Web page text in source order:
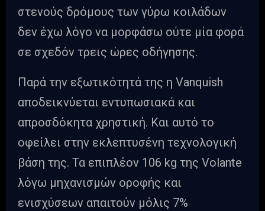
στενούς δρόμους των γύρω κοιλάδων
δεν έχω λόγο να μορφάσω ούτε μία φορά
σε σχεδόν τρεις ώρες οδήγησης.
Παρά την εξωτικότητά της η Vanquish
αποδεικνύεται εντυπωσιακά και
απροσδόκητα χρηστική. Και αυτό το
οφείλει στην εκλεπτυσένη τεχνολογική
βάση της. Τα επιπλέον 106 kg της Volante
λόγω μηχανισμών οροφής και
ενισχύσεων απαιτούν μόλις 7%